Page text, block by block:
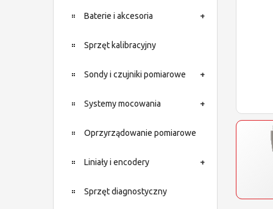
Baterie i akcesoria
Sprzęt kalibracyjny
Sondy i czujniki pomiarowe
Systemy mocowania
Oprzyrządowanie pomiarowe
Liniały i encodery
Sprzęt diagnostyczny